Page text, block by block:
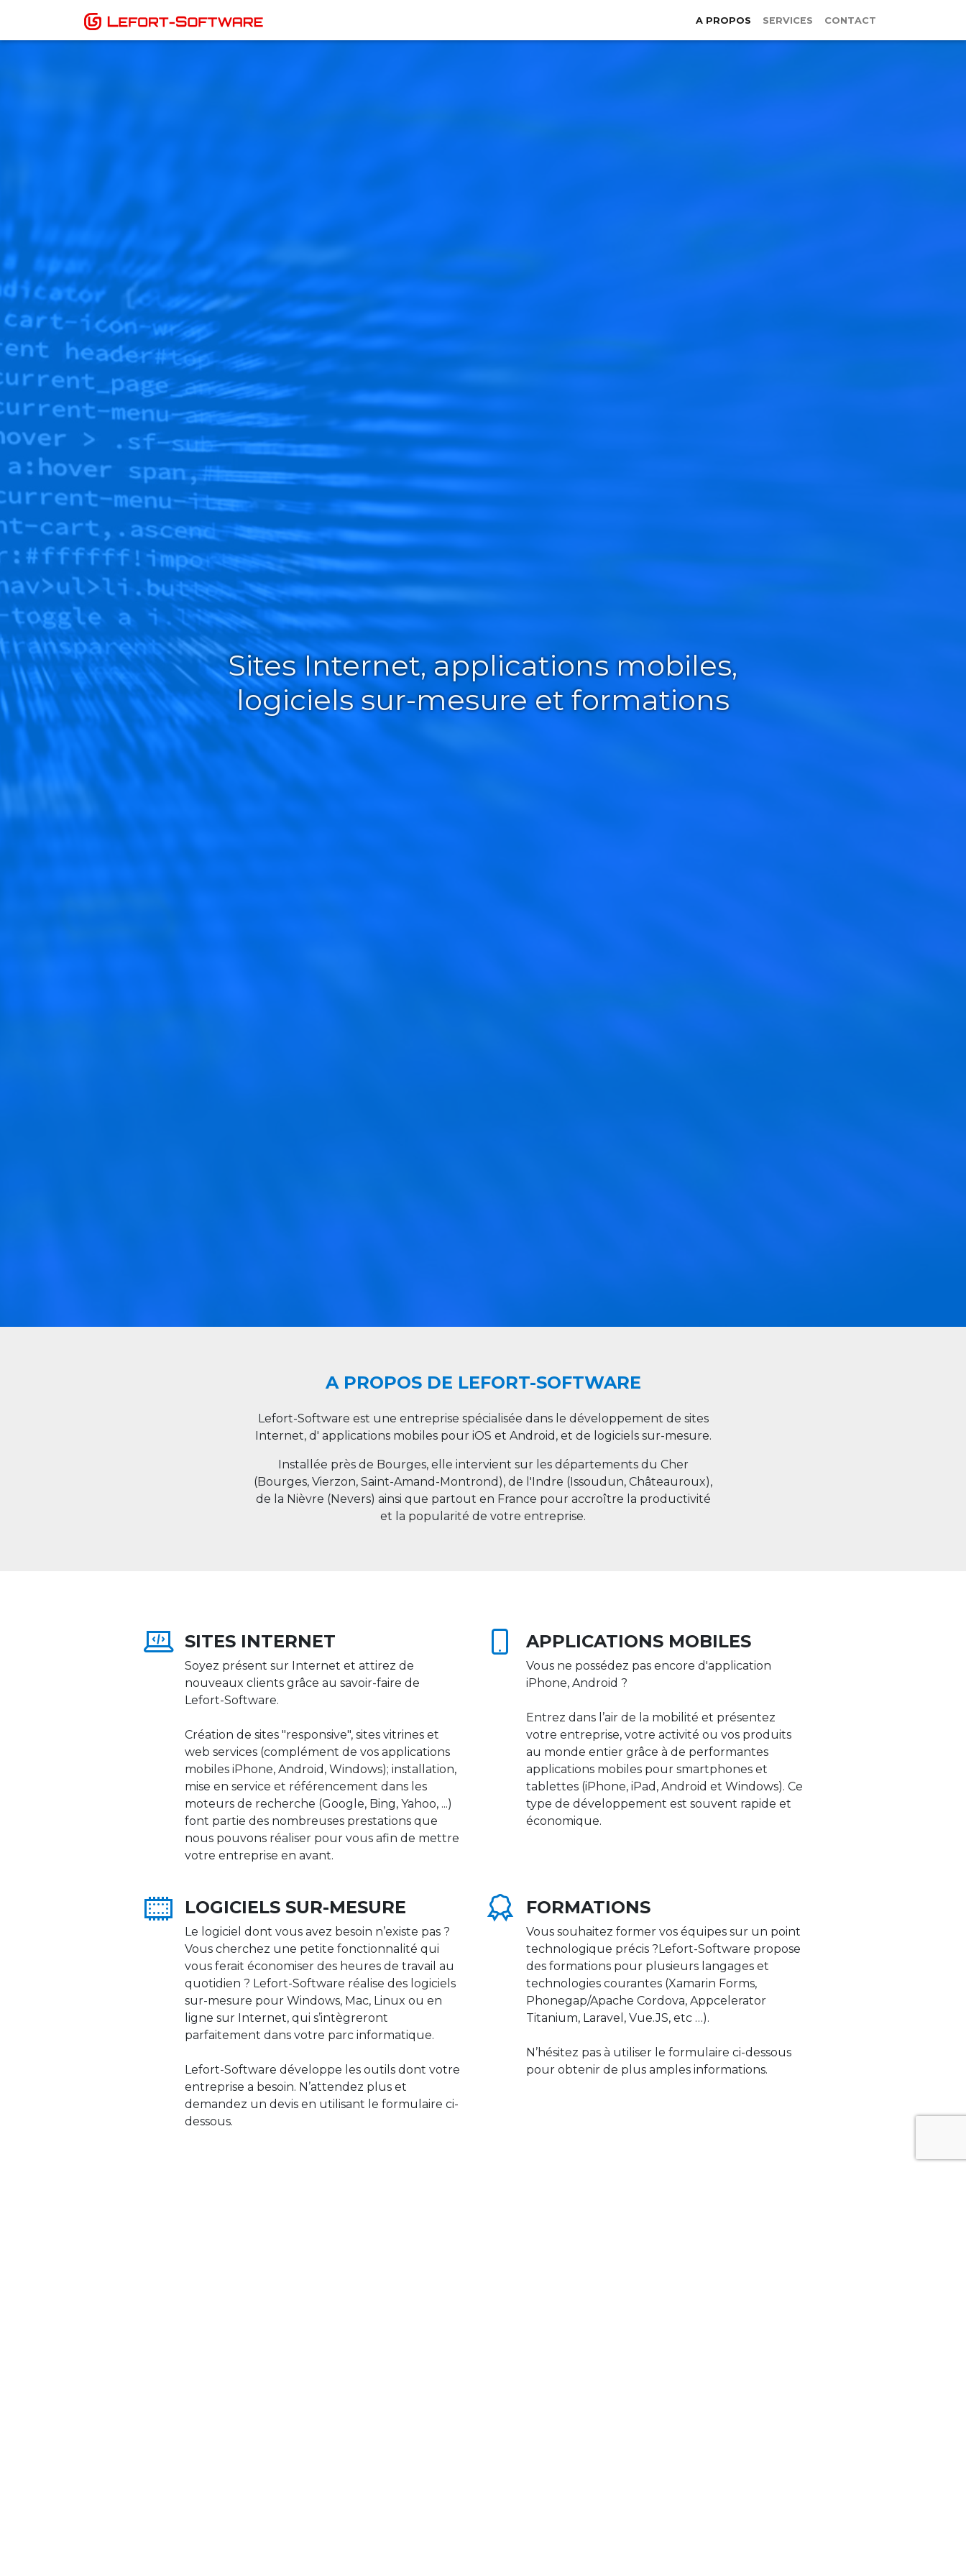
A PROPOS SERVICES CONTACT
Sites Internet, applications mobiles,
logiciels sur-mesure et formations
A PROPOS DE LEFORT-SOFTWARE
Lefort-Software est une entreprise spécialisée dans le développement de sites
Internet, d' applications mobiles pour iOS et Android, et de logiciels sur-mesure.
Installée près de Bourges, elle intervient sur les départements du Cher
(Bourges, Vierzon, Saint-Amand-Montrond), de l'Indre (Issoudun, Châteauroux),
de la Nièvre (Nevers) ainsi que partout en France pour accroître la productivité
et la popularité de votre entreprise.
SITES INTERNET
Soyez présent sur Internet et attirez de
nouveaux clients grâce au savoir-faire de
Lefort-Software.
Création de sites "responsive", sites vitrines et
web services (complément de vos applications
mobiles iPhone, Android, Windows); installation,
mise en service et référencement dans les
moteurs de recherche (Google, Bing, Yahoo, ...)
font partie des nombreuses prestations que
nous pouvons réaliser pour vous afin de mettre
votre entreprise en avant.
APPLICATIONS MOBILES
Vous ne possédez pas encore d'application
iPhone, Android ?
Entrez dans l’air de la mobilité et présentez
votre entreprise, votre activité ou vos produits
au monde entier grâce à de performantes
applications mobiles pour smartphones et
tablettes (iPhone, iPad, Android et Windows). Ce
type de développement est souvent rapide et
économique.
LOGICIELS SUR-MESURE
Le logiciel dont vous avez besoin n’existe pas ?
Vous cherchez une petite fonctionnalité qui
vous ferait économiser des heures de travail au
quotidien ? Lefort-Software réalise des logiciels
sur-mesure pour Windows, Mac, Linux ou en
ligne sur Internet, qui s’intègreront
parfaitement dans votre parc informatique.
Lefort-Software développe les outils dont votre
entreprise a besoin. N’attendez plus et
demandez un devis en utilisant le formulaire ci-
dessous.
FORMATIONS
Vous souhaitez former vos équipes sur un point
technologique précis ?Lefort-Software propose
des formations pour plusieurs langages et
technologies courantes (Xamarin Forms,
Phonegap/Apache Cordova, Appcelerator
Titanium, Laravel, Vue.JS, etc …).
N’hésitez pas à utiliser le formulaire ci-dessous
pour obtenir de plus amples informations.